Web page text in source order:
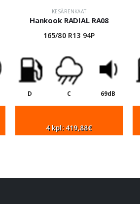
KESÄRENKAAT
Hankook RADIAL RA08
165/80 R13 94P
D C 69dB
4 kpl: 419,88€